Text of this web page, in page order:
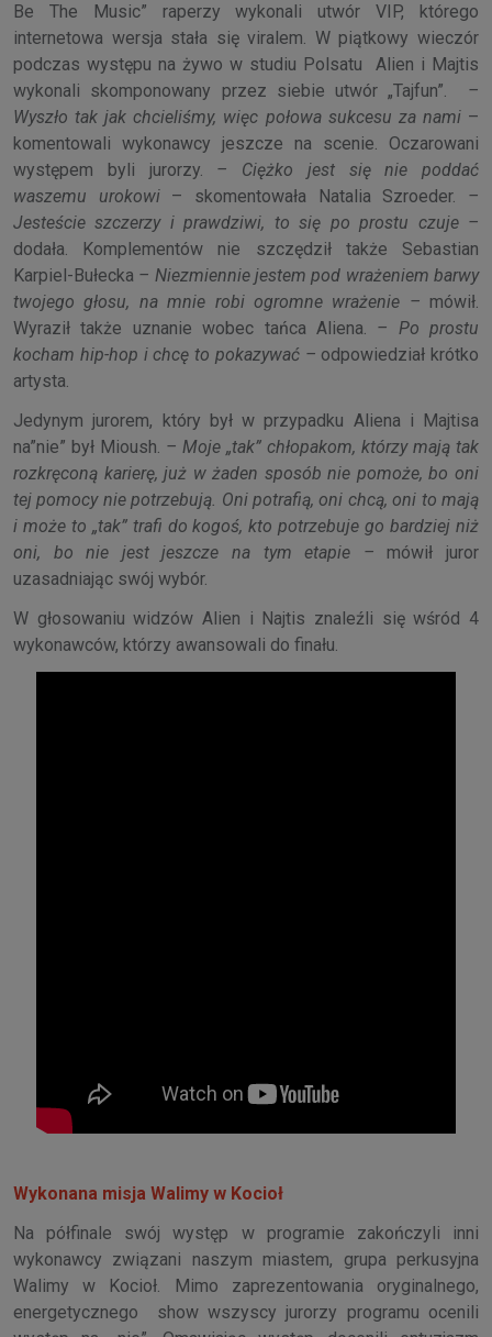
Be The Music” raperzy wykonali utwór VIP, którego
internetowa wersja stała się viralem. W piątkowy wieczór
podczas występu na żywo w studiu Polsatu Alien i Majtis
wykonali skomponowany przez siebie utwór „Tajfun”. –
Wyszło tak jak chcieliśmy, więc połowa sukcesu za nami –
komentowali wykonawcy jeszcze na scenie. Oczarowani
występem byli jurorzy. – Ciężko jest się nie poddać
waszemu urokowi – skomentowała Natalia Szroeder. –
Jesteście szczerzy i prawdziwi, to się po prostu czuje –
dodała. Komplementów nie szczędził także Sebastian
Karpiel-Bułecka – Niezmiennie jestem pod wrażeniem barwy
twojego głosu, na mnie robi ogromne wrażenie – mówił.
Wyraził także uznanie wobec tańca Aliena. – Po prostu
kocham hip-hop i chcę to pokazywać – odpowiedział krótko
artysta.
Jedynym jurorem, który był w przypadku Aliena i Majtisa
na”nie” był Mioush. – Moje „tak” chłopakom, którzy mają tak
rozkręconą karierę, już w żaden sposób nie pomoże, bo oni
tej pomocy nie potrzebują. Oni potrafią, oni chcą, oni to mają
i może to „tak” trafi do kogoś, kto potrzebuje go bardziej niż
oni, bo nie jest jeszcze na tym etapie – mówił juror
uzasadniając swój wybór.
W głosowaniu widzów Alien i Najtis znaleźli się wśród 4
wykonawców, którzy awansowali do finału.
Wykonana misja Walimy w Kocioł
Na półfinale swój występ w programie zakończyli inni
wykonawcy związani naszym miastem, grupa perkusyjna
Walimy w Kocioł. Mimo zaprezentowania oryginalnego,
energetycznego show wszyscy jurorzy programu ocenili